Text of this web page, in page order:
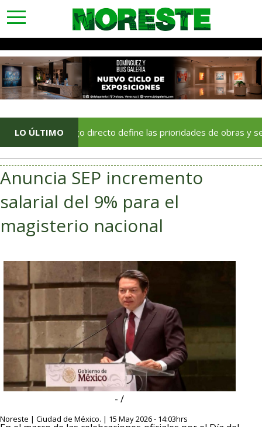
toggle
navigation
LO ÚLTIMO
El diálogo directo define las prioridades de obras y servicios
Anuncia SEP incremento
salarial del 9% para el
magisterio nacional
- /
Noreste | Ciudad de México. | 15 May 2026 - 14:03hrs